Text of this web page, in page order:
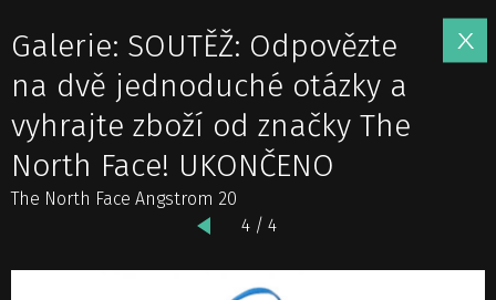
Galerie: SOUTĚŽ: Odpovězte
na dvě jednoduché otázky a
vyhrajte zboží od značky The
North Face! UKONČENO
The North Face Angstrom 20
4 / 4